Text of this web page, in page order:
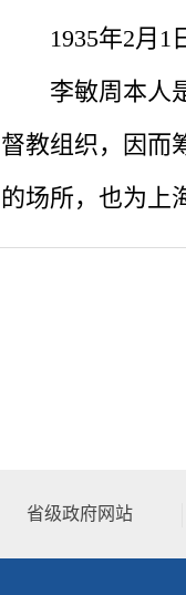
1935年2月1日
李敏周本人是
督教组织，因而
的场所，也为上
省级政府网站